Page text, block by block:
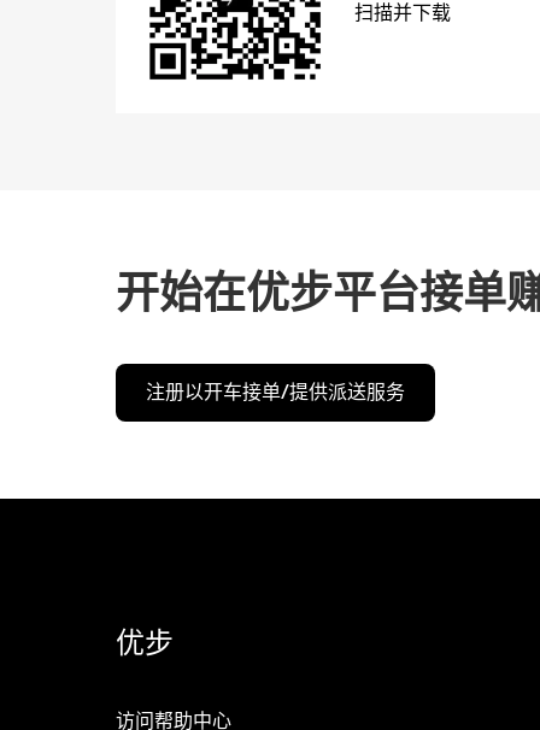
扫描并下载
开始在优步平台接单
注册以开车接单/提供派送服务
优步
访问帮助中心